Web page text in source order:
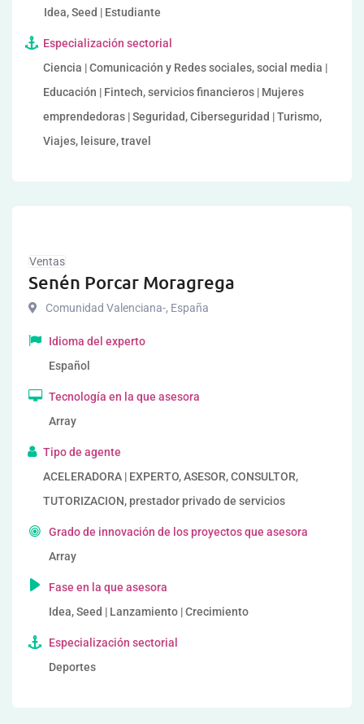
Idea, Seed | Estudiante
Especialización sectorial
Ciencia | Comunicación y Redes sociales, social media |
Educación | Fintech, servicios financieros | Mujeres
emprendedoras | Seguridad, Ciberseguridad | Turismo,
Viajes, leisure, travel
Ventas
Senén Porcar Moragrega
Comunidad Valenciana-, España
Idioma del experto
Español
Tecnología en la que asesora
Array
Tipo de agente
ACELERADORA | EXPERTO, ASESOR, CONSULTOR,
TUTORIZACION, prestador privado de servicios
Grado de innovación de los proyectos que asesora
Array
Fase en la que asesora
Idea, Seed | Lanzamiento | Crecimiento
Especialización sectorial
Deportes